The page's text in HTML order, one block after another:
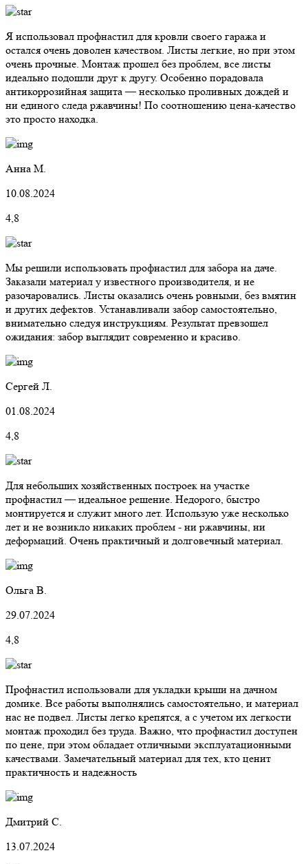
Я использовал профнастил для кровли своего гаража и
остался очень доволен качеством. Листы легкие, но при этом
очень прочные. Монтаж прошел без проблем, все листы
идеально подошли друг к другу. Особенно порадовала
антикоррозийная защита — несколько проливных дождей и
ни единого следа ржавчины! По соотношению цена-качество
это просто находка.
Анна М.
10.08.2024
4,8
Мы решили использовать профнастил для забора на даче.
Заказали материал у известного производителя, и не
разочаровались. Листы оказались очень ровными, без вмятин
и других дефектов. Устанавливали забор самостоятельно,
внимательно следуя инструкциям. Результат превзошел
ожидания: забор выглядит современно и красиво.
Сергей Л.
01.08.2024
4,8
Для небольших хозяйственных построек на участке
профнастил — идеальное решение. Недорого, быстро
монтируется и служит много лет. Использую уже несколько
лет и не возникло никаких проблем - ни ржавчины, ни
деформаций. Очень практичный и долговечный материал.
Ольга В.
29.07.2024
4,8
Профнастил использовали для укладки крыши на дачном
домике. Все работы выполнялись самостоятельно, и материал
нас не подвел. Листы легко крепятся, а с учетом их легкости
монтаж проходил без труда. Важно, что профнастил доступен
по цене, при этом обладает отличными эксплуатационными
качествами. Замечательный материал для тех, кто ценит
практичность и надежность
Дмитрий С.
13.07.2024